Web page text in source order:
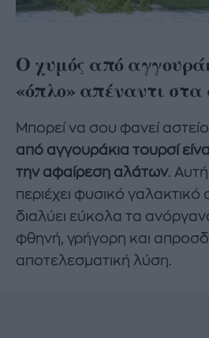
Ο χυμός από
«όπλο» απέναντι
Μπορεί να σου φανεί
από αγγουράκια τουρσί
την αφαίρεση αλάτων.
περιέχει φυσικό γαλακτικό
διαλύει εύκολα τα
φθηνή, γρήγορη και
αποτελεσματική λύση.